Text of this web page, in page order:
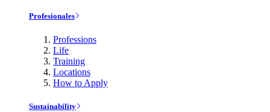
Profesionales
Professions
Life
Training
Locations
How to Apply
Sustainability